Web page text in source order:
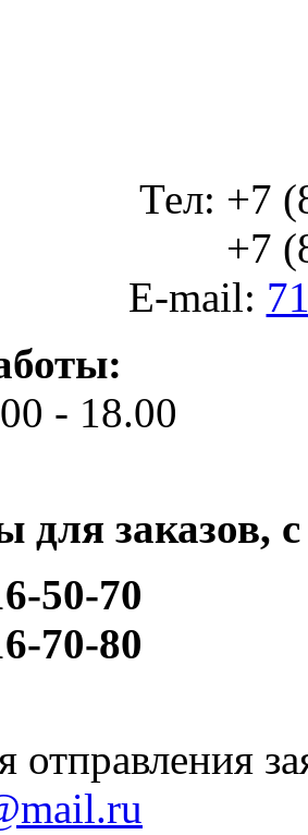
Тел: +7
+7
E-mail:
- 18.00
для заказов,
50-70
70-80
отправления